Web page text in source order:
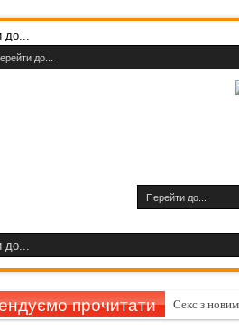
прочитати Секс з